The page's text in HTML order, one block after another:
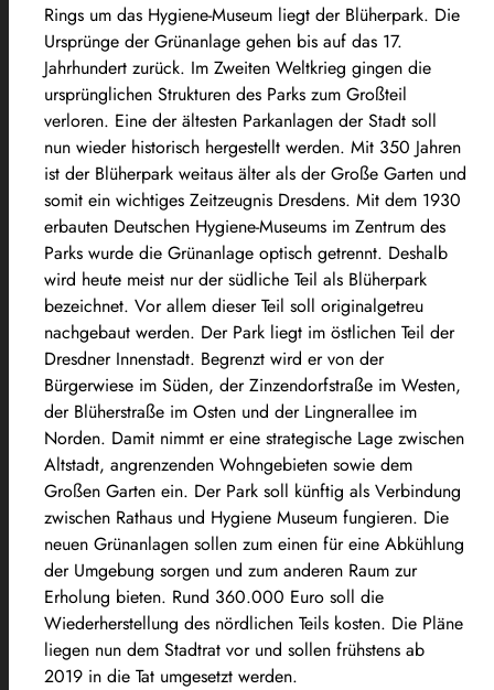
Rings um das Hygiene-Museum liegt der Blüherpark. Die
Ursprünge der Grünanlage gehen bis auf das 17.
Jahrhundert zurück. Im Zweiten Weltkrieg gingen die
ursprünglichen Strukturen des Parks zum Großteil
verloren. Eine der ältesten Parkanlagen der Stadt soll
nun wieder historisch hergestellt werden. Mit 350 Jahren
ist der Blüherpark weitaus älter als der Große Garten und
somit ein wichtiges Zeitzeugnis Dresdens. Mit dem 1930
erbauten Deutschen Hygiene-Museums im Zentrum des
Parks wurde die Grünanlage optisch getrennt. Deshalb
wird heute meist nur der südliche Teil als Blüherpark
bezeichnet. Vor allem dieser Teil soll originalgetreu
nachgebaut werden. Der Park liegt im östlichen Teil der
Dresdner Innenstadt. Begrenzt wird er von der
Bürgerwiese im Süden, der Zinzendorfstraße im Westen,
der Blüherstraße im Osten und der Lingnerallee im
Norden. Damit nimmt er eine strategische Lage zwischen
Altstadt, angrenzenden Wohngebieten sowie dem
Großen Garten ein. Der Park soll künftig als Verbindung
zwischen Rathaus und Hygiene Museum fungieren. Die
neuen Grünanlagen sollen zum einen für eine Abkühlung
der Umgebung sorgen und zum anderen Raum zur
Erholung bieten. Rund 360.000 Euro soll die
Wiederherstellung des nördlichen Teils kosten. Die Pläne
liegen nun dem Stadtrat vor und sollen frühstens ab
2019 in die Tat umgesetzt werden.